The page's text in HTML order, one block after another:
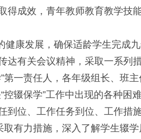
得成效，青年教师教育教学技
康发展，确保适龄学生完成
达有关会议精神，采取一系列
一责任人，各年级组长、班
辍保学”工作中出现的各种困
到位、工作任务到位、工作措
取有力措施，深入了解学生辍